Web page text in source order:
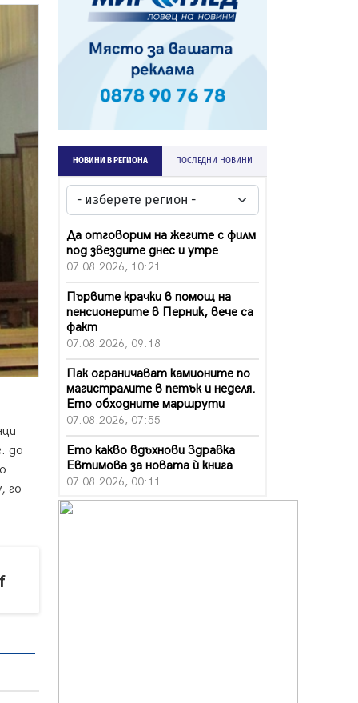
до
го
НОВИНИ В РЕГИОНА ПОСЛЕДНИ НОВИНИ
Да отговорим на жегите с филм
под звездите днес и утре
07.08.2026, 10:21
Първите крачки в помощ на
пенсионерите в Перник, вече са
факт
07.08.2026, 09:18
Пак ограничават камионите по
магистралите в петък и неделя.
Ето обходните маршрути
07.08.2026, 07:55
Ето какво вдъхнови Здравка
Евтимова за новата ѝ книга
07.08.2026, 00:11
Продължава изграждането на